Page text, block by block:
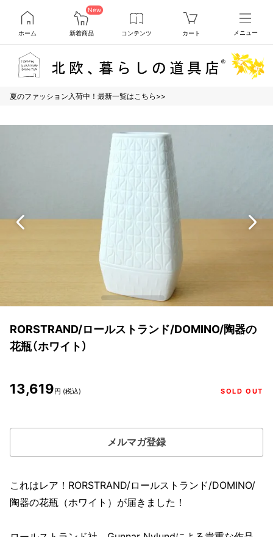
ホーム
New
新着商品 コンテンツ カート メニュー
夏のファッション入荷中！最新一覧はこちら>>
RORSTRAND/ロールストランド/DOMINO/陶器の
花瓶（ホワイト）
13,619円 (税込) SOLD OUT
メルマガ登録
これはレア！RORSTRAND/ロールストランド/DOMINO/
陶器の花瓶（ホワイト）が届きました！